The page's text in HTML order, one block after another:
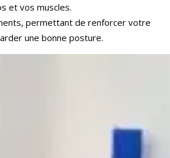
et vos muscles.
permettant de renforcer votre
une bonne posture.